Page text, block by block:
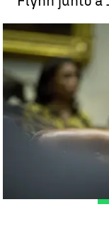
El elegido de Donald
EFE Madrid
29 de